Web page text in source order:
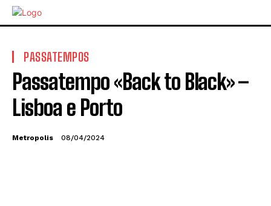
PASSATEMPOS
Passatempo «Back to Black» –
Lisboa e Porto
Metropolis 08/04/2024